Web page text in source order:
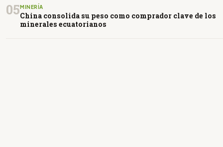
05MINERÍA
China consolida su peso como comprador clave de los
minerales ecuatorianos